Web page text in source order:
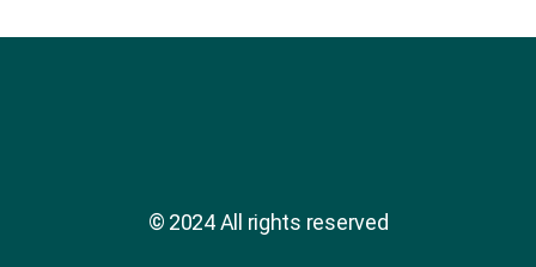
© 2024 All rights reserved